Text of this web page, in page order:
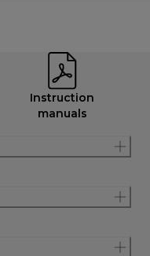
Instruction
manuals